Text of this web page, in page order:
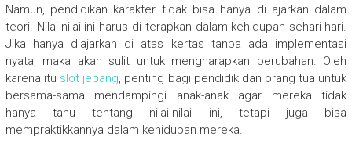
Namun, pendidikan karakter tidak bisa hanya di ajarkan dalam
teori. Nilai-nilai ini harus di terapkan dalam kehidupan sehari-hari.
Jika hanya diajarkan di atas kertas tanpa ada implementasi
nyata, maka akan sulit untuk mengharapkan perubahan. Oleh
karena itu slot jepang, penting bagi pendidik dan orang tua untuk
bersama-sama mendampingi anak-anak agar mereka tidak
hanya tahu tentang nilai-nilai ini, tetapi juga bisa
mempraktikkannya dalam kehidupan mereka.